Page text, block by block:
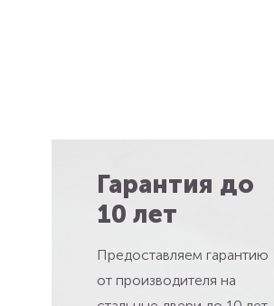
Гарантия до
10 лет
Предоставляем гарантию
от производителя на